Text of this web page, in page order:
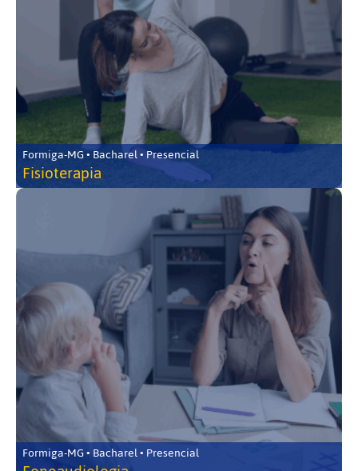
Formiga-MG • Bacharel • Presencial
Fisioterapia
Formiga-MG • Bacharel • Presencial